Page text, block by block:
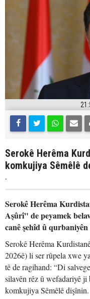
Serokê Herêma
komkujiya Sêmêlê
.
Serokê Herêma
Aşûrî" de peyamek
canê şehîd û
Serokê Herêma
2026ê) li ser rûpela xwe
tê de ragihand: “Di
silavên rêz û wefadariyê ji
komkujiya Sêmêlê dişînin.